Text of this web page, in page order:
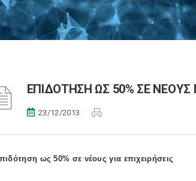
ΕΠΙΔΟΤΗΣΗ ΩΣ 50% ΣΕ ΝΕΟΥΣ
23/12/2013
ως 50% σε νέους για επιχειρήσεις